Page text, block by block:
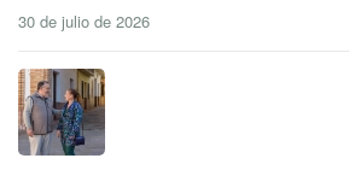
30 de julio de 2026